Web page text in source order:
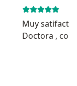
Muy
Doctora ,